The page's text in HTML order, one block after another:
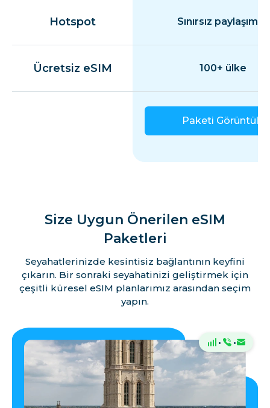
Guadeloupe Adası
Guernsey
Man Adası
İtalya
Letonya
Liechtenstein
Hotspot Sınırsız paylaşım
Ücretsiz eSIM 100+ ülke
Paketi Görüntüle
Size Uygun Önerilen eSIM
Paketleri
Seyahatlerinizde kesintisiz bağlantının keyfini
çıkarın. Bir sonraki seyahatinizi geliştirmek için
çeşitli küresel eSIM planlarımız arasından seçim
yapın.
· ·